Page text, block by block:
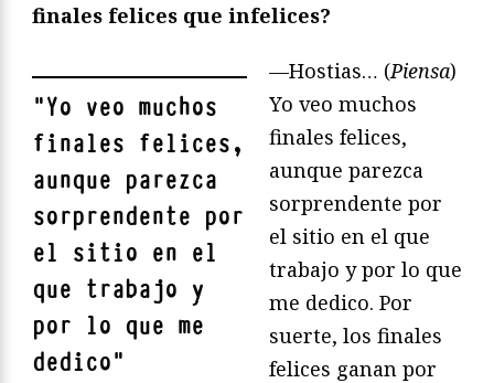
finales felices que infelices?
"Yo veo muchos
finales felices,
aunque parezca
sorprendente por
el sitio en el
que trabajo y
por lo que me
dedico"
—Hostias… (Piensa)
Yo veo muchos
finales felices,
aunque parezca
sorprendente por
el sitio en el que
trabajo y por lo que
me dedico. Por
suerte, los finales
felices ganan por